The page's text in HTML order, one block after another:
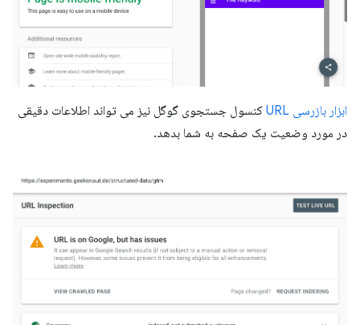
ابزار بازرسی URL
کنسول جستجوی گوگل نیز می تواند اطلاعات دقیقی
در مورد وضعیت یک صفحه به شما بدهد.